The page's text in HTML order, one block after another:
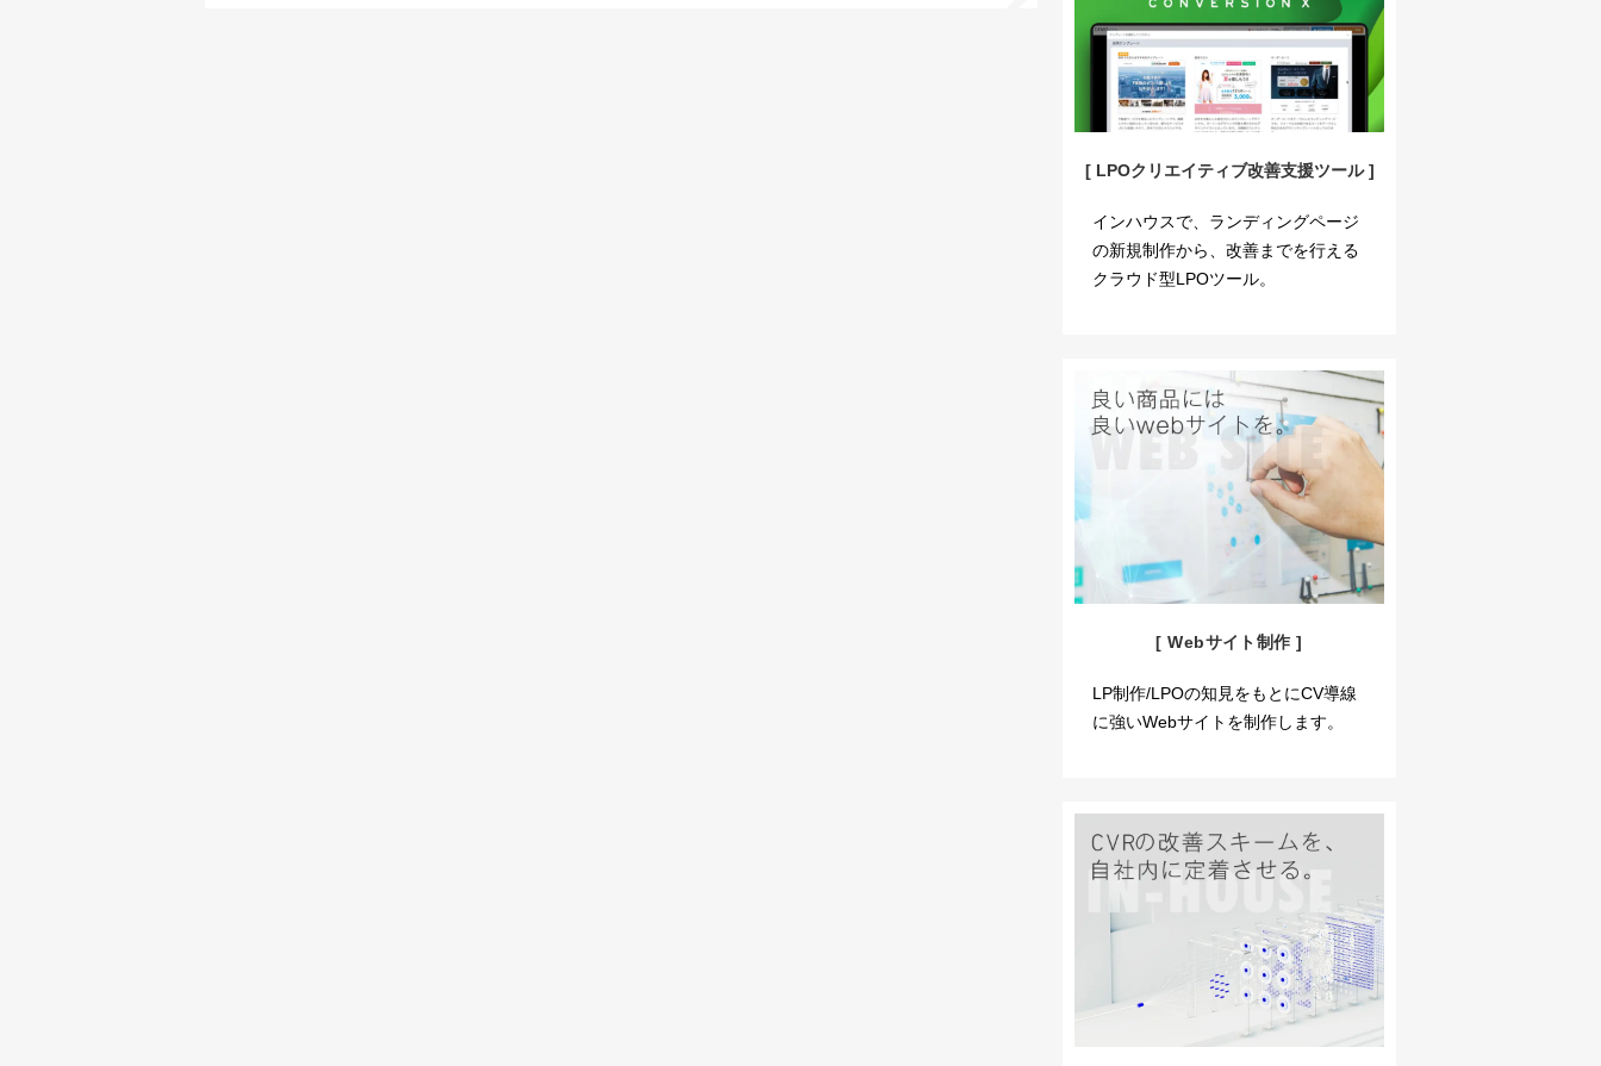
[ LPOクリエイティブ改善支援ツール ]
インハウスで、ランディングページ
の新規制作から、改善までを行える
クラウド型LPOツール。
[ Webサイト制作 ]
LP制作/LPOの知見をもとにCV導線
に強いWebサイトを制作します。